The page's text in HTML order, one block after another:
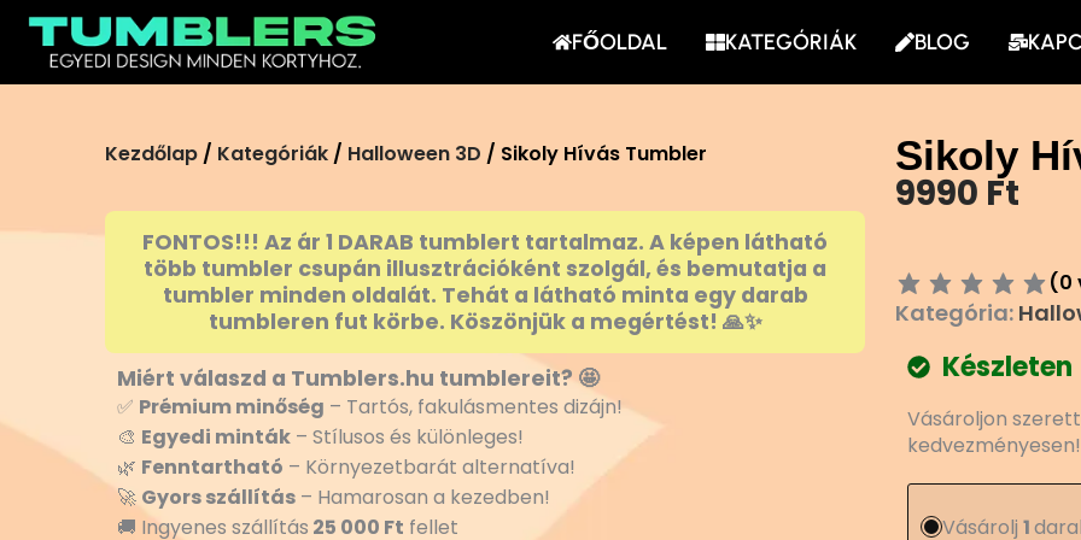
Ugrás
tartalomra
FŐOLDAL KATEGÓRIÁK BLOG
Kezdőlap / Kategóriák / Halloween 3D / Sikoly Hívás Tumbler
FONTOS!!! Az ár 1 DARAB tumblert tartalmaz. A képen látható
több tumbler csupán illusztrációként szolgál, és bemutatja a
tumbler minden oldalát. Tehát a látható minta egy darab
tumbleren fut körbe. Köszönjük a megértést! 🙏✨
Miért válaszd a Tumblers.hu tumblereit? 🤩
✅ Prémium minőség – Tartós, fakulásmentes dizájn!
🎨 Egyedi minták – Stílusos és különleges!
🌿 Fenntartható – Környezetbarát alternatíva!
🚀 Gyors szállítás – Hamarosan a kezedben!
🚚 Ingyenes szállítás 25 000 Ft fellet
Sikoly
9990 Ft
(0
Kategória:
Készleten
Vásároljon
kedvezményesen!
Vásárolj 1
Hívás
Tumbler
mennyiség